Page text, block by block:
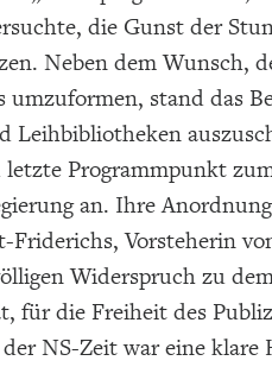
die Gunst der
Neben dem Wunsch,
umzuformen, stand das
Leihbibliotheken
Programmpunkt
an. Ihre
Vorsteherin
Widerspruch zu
für die Freiheit des
NS-Zeit war eine klare